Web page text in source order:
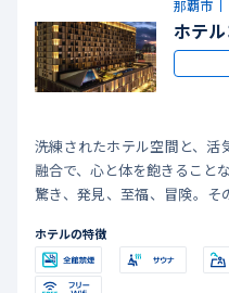
那覇市
ホテ
洗練されたホテル空間と、活
融合で、心と体を飽きること
驚き、発見、至福、冒険。そ
ホテルの特徴